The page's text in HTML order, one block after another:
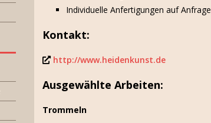
Individuelle Anfertigungen auf Anfrage
Kontakt:
http://www.heidenkunst.de
Ausgewählte Arbeiten:
Trommeln